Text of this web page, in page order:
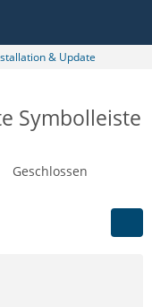
& Update
Symbolleiste
Geschlossen